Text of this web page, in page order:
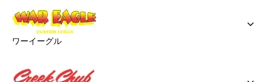
ワーイーグル